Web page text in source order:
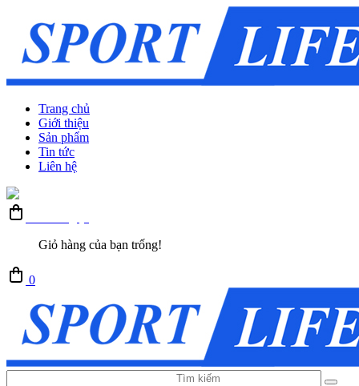
Trang chủ
Giới thiệu
Sản phẩm
Tin tức
Liên hệ
Giỏ hàng của bạn trống!
0